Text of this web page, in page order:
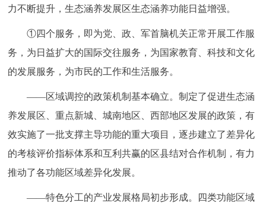
力不断提升，生态涵养发展区生态涵养功能日益增强。
①四个服务，即为党、政、军首脑机关正常开展工作服
务，为日益扩大的国际交往服务，为国家教育、科技和文化
的发展服务，为市民的工作和生活服务。
——区域调控的政策机制基本确立。制定了促进生态涵
养发展区、重点新城、城南地区、西部地区发展的政策，有
效实施了一批支撑主导功能的重大项目，逐步建立了差异化
的考核评价指标体系和互利共赢的区县结对合作机制，有力
推动了各功能区域差异化发展。
——特色分工的产业发展格局初步形成。四类功能区域